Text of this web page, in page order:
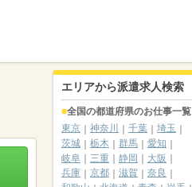
エリアから派遣求人検索
全国の都道府県のお仕事一覧
東京
神奈川 千葉
埼玉
茨城
栃木 群馬
愛知
岐阜
三重 静岡
大阪
兵庫
京都 滋賀
奈良